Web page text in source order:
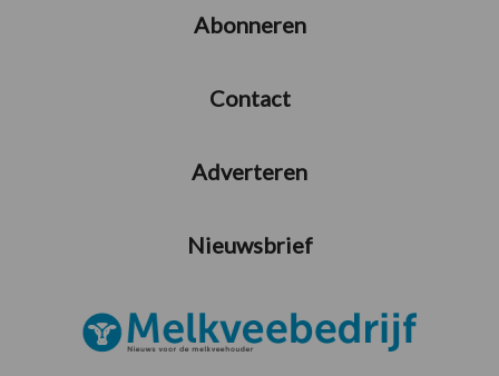
Abonneren
Contact
Adverteren
Nieuwsbrief